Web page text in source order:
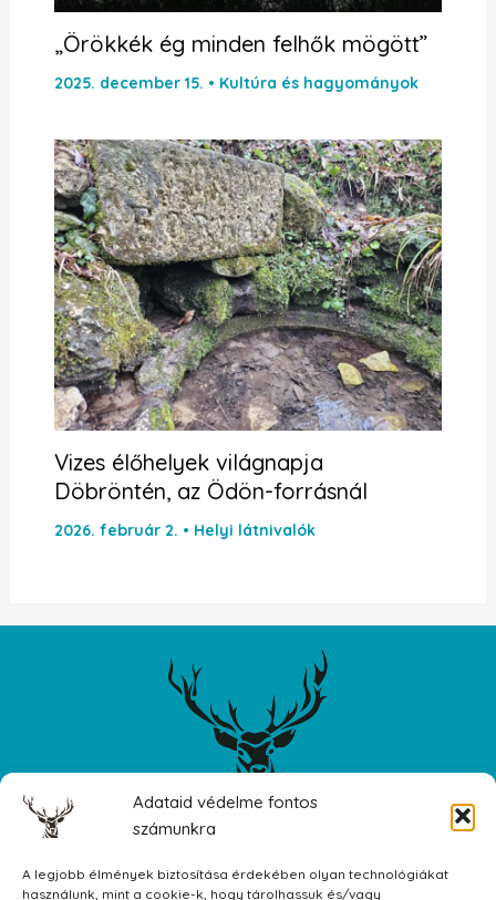
Adataid védelme fontos
számunkra
A legjobb élmények biztosítása érdekében olyan technológiákat
használunk, mint a cookie-k, hogy tárolhassuk és/vagy
„Örökkék ég minden felhők mögött”
2025. december 15. • Kultúra és hagyományok
Vizes élőhelyek világnapja
Döbröntén, az Ödön-forrásnál
2026. február 2. • Helyi látnivalók
8597 Döbrönte, Fő utca 31